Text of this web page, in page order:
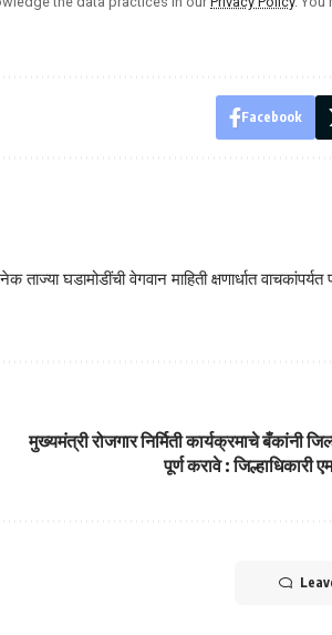
Facebook
घडामोडींची वेगवान माहिती क्षणार्धात वाचकांपर्यत
मुख्यमंत्री रोजगार निर्मिती कार्यक्रमाचे बँकांनी
पूर्ण करावे : जिल्हाधिकारी